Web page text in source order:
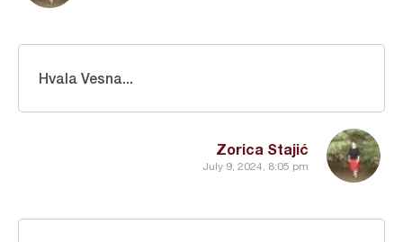
Zorica Stajić
July 9, 2024, 8:05 pm
Hvala Vesna...